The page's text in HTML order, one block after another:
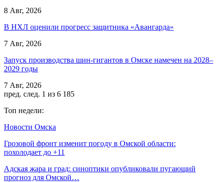
8 Авг, 2026
В НХЛ оценили прогресс защитника «Авангарда»
7 Авг, 2026
Запуск производства шин-гигантов в Омске намечен на 2028–
2029 годы
7 Авг, 2026
пред. след. 1 из 6 185
Топ недели:
Новости Омска
Грозовой фронт изменит погоду в Омской области:
похолодает до +11
Адская жара и град: синоптики опубликовали пугающий
прогноз для Омской…